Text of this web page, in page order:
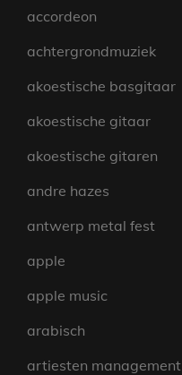
accordeon
achtergrondmuziek
akoestische basgitaar
akoestische gitaar
akoestische gitaren
andre hazes
antwerp metal fest
apple
apple music
arabisch
artiesten management